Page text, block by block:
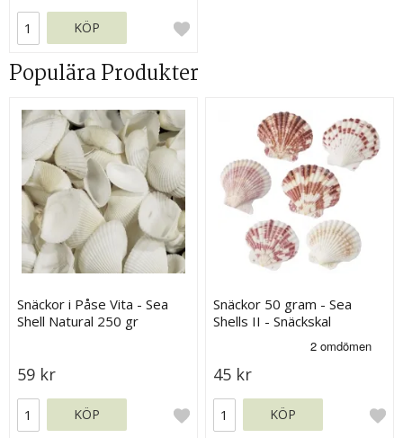
KÖP
Populära Produkter
Snäckor i Påse Vita - Sea
Shell Natural 250 gr
59 kr
KÖP
Snäckor 50 gram - Sea
Shells II - Snäckskal
45 kr
KÖP